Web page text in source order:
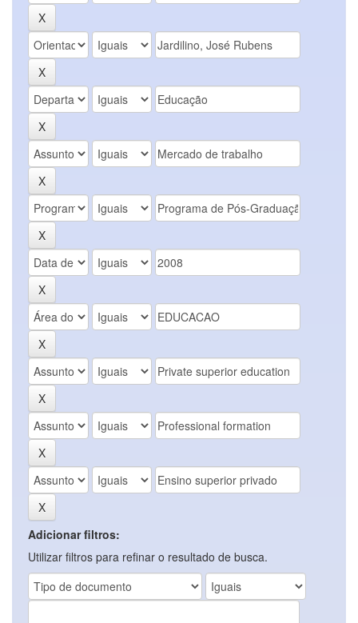
Adicionar filtros:
Utilizar filtros para refinar o resultado de busca.